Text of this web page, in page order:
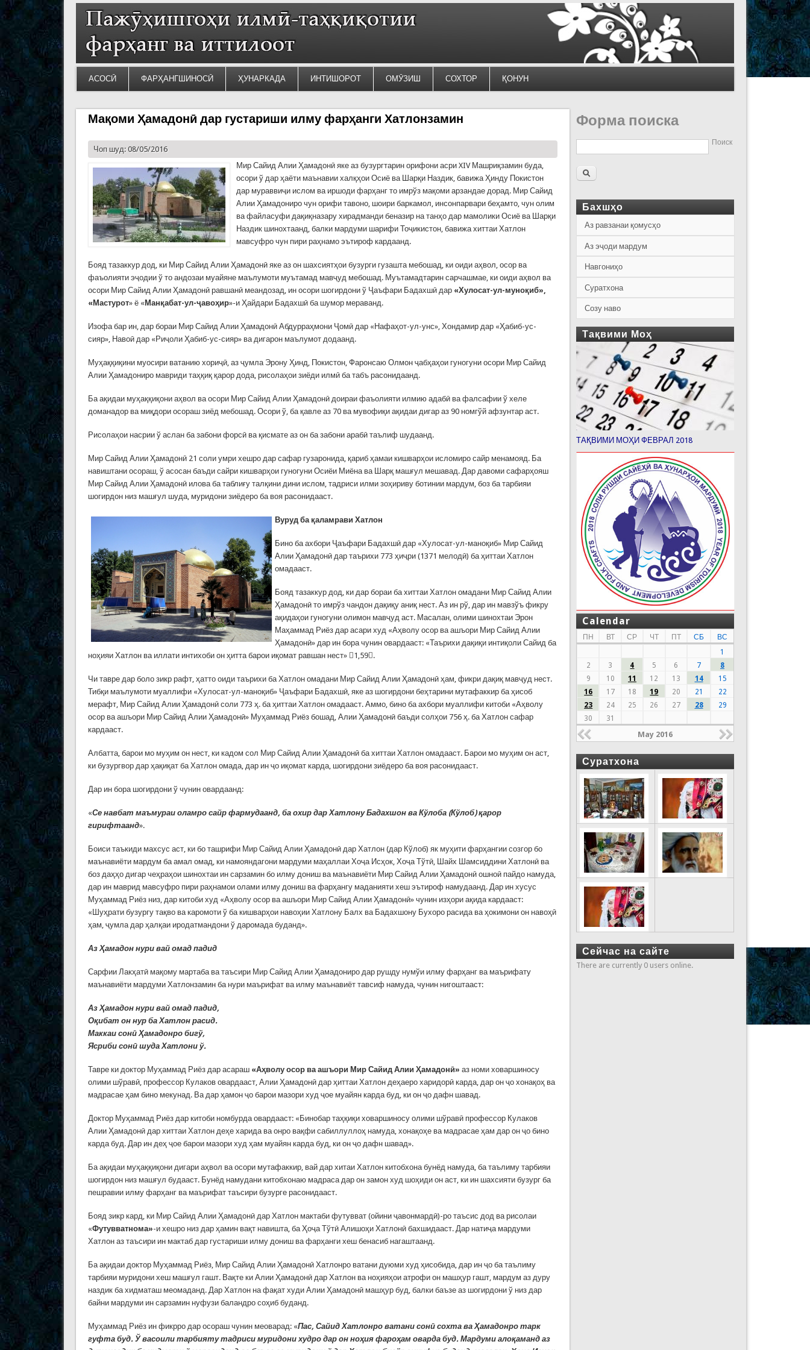
АСОСӢ ФАРҲАНГШИНОСӢ ҲУНАРКАДА ИНТИШОРОТ ОМӮЗИШ СОХТОР ҚОНУН
Мақоми Ҳамадонӣ дар густариши илму фарҳанги Хатлонзамин
Чоп шуд: 08/05/2016
Мир Сайид Алии Ҳамадонӣ яке аз бузургтарин орифони асри XIV Машриқзамин буда,
осори ў дар ҳаёти маънавии халқҳои Осиё ва Шарқи Наздик, бавижа Ҳинду Покистон
дар мураввиҷи ислом ва иршоди фарҳанг то имрўз мақоми арзандае дорад. Мир Сайид
Алии Ҳамадониро чун орифи тавоно, шоири баркамол, инсонпарвари беҳамто, чун олим
ва файласуфи дақиқназару хирадманди беназир на танҳо дар мамолики Осиё ва Шарқи
Наздик шинохтаанд, балки мардуми шарифи Тоҷикистон, бавижа хиттаи Хатлон
мавсуфро чун пири раҳнамо эътироф кардаанд.
Бояд тазаккур дод, ки Мир Сайид Алии Ҳамадонӣ яке аз он шахсиятҳои бузурги гузашта мебошад, ки оиди аҳвол, осор ва
фаъолияти эҷодии ў то андозаи муайяне маълумоти муътамад мавҷуд мебошад. Муътамадтарин сарчашмае, ки оиди аҳвол ва
осори Мир Сайид Алии Ҳамадонӣ равшанӣ меандозад, ин осори шогирдони ў Ҷаъфари Бадахшӣ дар «Хулосат-ул-муноқиб»,
«Мастурот» ё « Манқабат-ул-ҷавоҳир»-и Ҳайдари Бадахшӣ ба шумор мераванд.
Изофа бар ин, дар бораи Мир Сайид Алии Ҳамадонӣ Абдурраҳмони Ҷомӣ дар «Нафаҳот-ул-унс», Хондамир дар «Ҳабиб-ус-
сияр», Навоӣ дар «Риҷоли Ҳабиб-ус-сияр» ва дигарон маълумот додаанд.
Муҳаққиқини муосири ватанию хориҷӣ, аз ҷумла Эрону Ҳинд, Покистон, Фаронсаю Олмон ҷабҳаҳои гуногуни осори Мир Сайид
Алии Ҳамадониро мавриди таҳқиқ қарор дода, рисолаҳои зиёди илмӣ ба табъ расонидаанд.
Ба ақидаи муҳаққиқони аҳвол ва осори Мир Сайид Алии Ҳамадонӣ доираи фаъолияти илмию адабӣ ва фалсафии ў хеле
доманадор ва миқдори осораш зиёд мебошад. Осори ў, ба қавле аз 70 ва мувофиқи ақидаи дигар аз 90 номгўй афзунтар аст.
Рисолаҳои насрии ў аслан ба забони форсӣ ва қисмате аз он ба забони арабӣ таълиф шудаанд.
Мир Сайид Алии Ҳамадонӣ 21 соли умри хешро дар сафар гузаронида, қариб ҳамаи кишварҳои исломиро сайр менамояд. Ба
навиштани осораш, ў асосан баъди сайри кишварҳои гуногуни Осиёи Миёна ва Шарқ машғул мешавад. Дар давоми сафарҳояш
Мир Сайид Алии Ҳамадонӣ илова ба таблиғу талқини дини ислом, тадриси илми зоҳириву ботинии мардум, боз ба тарбияи
шогирдон низ машғул шуда, муридони зиёдеро ба воя расонидааст.
Вуруд ба қаламрави Хатлон
Бино ба ахбори Ҷаъфари Бадахшӣ дар «Хулосат-ул-маноқиб» Мир Сайид
Алии Ҳамадонӣ дар таърихи 773 ҳиҷри (1371 мелодӣ) ба ҳиттаи Хатлон
омадааст.
Бояд тазаккур дод, ки дар бораи ба хиттаи Хатлон омадани Мир Сайид Алии
Ҳамадонӣ то имрўз чандон дақиқу аниқ нест. Аз ин рў, дар ин мавзўъ фикру
ақидаҳои гуногуни олимон мавҷуд аст. Масалан, олими шинохтаи Эрон
Маҳаммад Риёз дар асари худ «Аҳволу осор ва ашъори Мир Сайид Алии
Ҳамадонӣ» дар ин бора чунин овардааст: «Таърихи дақиқи интиқоли Сайид ба
ноҳияи Хатлон ва иллати интихоби он ҳитта барои иқомат равшан нест» 1,59.
Чи тавре дар боло зикр рафт, ҳатто оиди таърихи ба Хатлон омадани Мир Сайид Алии Ҳамадонӣ ҳам, фикри дақиқ мавҷуд нест.
Тибқи маълумоти муаллифи «Хулосат-ул-маноқиб» Ҷаъфари Бадахшӣ, яке аз шогирдони беҳтарини мутафаккир ба ҳисоб
мерафт, Мир Сайид Алии Ҳамадонӣ соли 773 ҳ. ба ҳиттаи Хатлон омадааст. Аммо, бино ба ахбори муаллифи китоби «Аҳволу
осор ва ашъори Мир Сайид Алии Ҳамадонӣ» Муҳаммад Риёз бошад, Алии Ҳамадонӣ баъди солҳои 756 ҳ. ба Хатлон сафар
кардааст.
Албатта, барои мо муҳим он нест, ки кадом сол Мир Сайид Алии Ҳамадонӣ ба хиттаи Хатлон омадааст. Барои мо муҳим он аст,
ки бузургвор дар ҳақиқат ба Хатлон омада, дар ин ҷо иқомат карда, шогирдони зиёдеро ба воя расонидааст.
Дар ин бора шогирдони ў чунин овардаанд:
«Се навбат маъмураи оламро сайр фармудаанд, ба охир дар Хатлону Бадахшон ва Кўлоба (Кўлоб) қарор
гирифтаанд».
Боиси таъкиди махсус аст, ки бо ташрифи Мир Сайид Алии Ҳамадонӣ дар Хатлон (дар Кўлоб) як муҳити фарҳангии созгор бо
маънавиёти мардум ба амал омад, ки намояндагони мардуми маҳаллаи Хоҷа Исҳок, Хоҷа Тўтӣ, Шайх Шамсиддини Хатлонӣ ва
боз даҳҳо дигар чеҳраҳои шинохтаи ин сарзамин бо илму дониш ва маънавиёти Мир Сайид Алии Ҳамадонӣ ошноӣ пайдо намуда,
дар ин маврид мавсуфро пири раҳнамои олами илму дониш ва фарҳангу маданияти хеш эътироф намудаанд. Дар ин хусус
Муҳаммад Риёз низ, дар китоби худ «Аҳволу осор ва ашъори Мир Сайид Алии Ҳамадонӣ» чунин изҳори ақида кардааст:
«Шуҳрати бузургу тақво ва каромоти ў ба кишварҳои навоҳии Хатлону Балх ва Бадахшону Бухоро расида ва ҳокимони он навоҳӣ
ҳам, ҷумла дар ҳалқаи иродатмандони ў даромада буданд».
Аз Ҳамадон нури вай омад падид
Сарфии Лакҳатӣ мақому мартаба ва таъсири Мир Сайид Алии Ҳамадониро дар рушду нумўи илму фарҳанг ва маърифату
маънавиёти мардуми Хатлонзамин ба нури маърифат ва илму маънавиёт тавсиф намуда, чунин нигоштааст:
Аз Ҳамадон нури вай омад падид,
Оқибат он нур ба Хатлон расид.
Маккаи сонӣ Ҳамадонро бигў,
Ясриби сонӣ шуда Хатлони ў.
Тавре ки доктор Муҳаммад Риёз дар асараш «Аҳволу осор ва ашъори Мир Сайид Алии Ҳамадонӣ» аз номи ховаршиносу
олими шўравӣ, профессор Кулаков овардааст, Алии Ҳамадонӣ дар ҳиттаи Хатлон деҳаеро харидорӣ карда, дар он ҷо хонақоҳ ва
мадрасае ҳам бино мекунад. Ва дар ҳамон ҷо барои мазори худ ҷое муайян карда буд, ки он ҷо дафн шавад.
Доктор Муҳаммад Риёз дар китоби номбурда овардааст: «Бинобар таҳқиқи ховаршиносу олими шўравӣ профессор Кулаков
Алии Ҳамадонӣ дар хиттаи Хатлон деҳе харида ва онро вақфи сабиллуллоҳ намуда, хонақоҳе ва мадрасае ҳам дар он ҷо бино
карда буд. Дар ин деҳ ҷое барои мазори худ ҳам муайян карда буд, ки он ҷо дафн шавад».
Ба ақидаи муҳаққиқони дигари аҳвол ва осори мутафаккир, вай дар хитаи Хатлон китобхона бунёд намуда, ба таълиму тарбияи
шогирдон низ машғул будааст. Бунёд намудани китобхонаю мадраса дар он замон худ шоҳиди он аст, ки ин шахсияти бузург ба
пешравии илму фарҳанг ва маърифат таъсири бузурге расонидааст.
Бояд зикр кард, ки Мир Сайид Алии Ҳамадонӣ дар Хатлон мактаби футувват (ойини ҷавонмардӣ)-ро таъсис дод ва рисолаи
«Футувватнома»-и хешро низ дар ҳамин вақт навишта, ба Ҳоҷа Тўтӣ Алишоҳи Хатлонӣ бахшидааст. Дар натиҷа мардуми
Хатлон аз таъсири ин мактаб дар густариши илму дониш ва фарҳанги хеш бенасиб нагаштаанд.
Ба ақидаи доктор Муҳаммад Риёз, Мир Сайид Алии Ҳамадонӣ Хатлонро ватани дуюми худ ҳисобида, дар ин ҷо ба таълиму
тарбияи муридони хеш машғул гашт. Вақте ки Алии Ҳамадонӣ дар Хатлон ва ноҳияҳои атрофи он машҳур гашт, мардум аз дуру
наздик ба хидматаш меомаданд. Дар Хатлон на фақат худи Алии Ҳамадонӣ машҳур буд, балки баъзе аз шогирдони ў низ дар
байни мардуми ин сарзамин нуфузи баландро соҳиб буданд.
Муҳаммад Риёз ин фикрро дар осораш чунин меоварад: «Пас, Сайид Хатлонро ватани сонӣ сохта ва Ҳамадонро тарк
гуфта буд. Ў васоили тарбияту тадриси муридони худро дар он ноҳия фароҳам оварда буд. Мардуми алоқаманд аз
Форма поиска
Поиск
Бахшҳо
Аз равзанаи қомусҳо
Аз эҷоди мардум
Навгониҳо
Суратхона
Созу наво
Тақвими Моҳ
ТАҚВИМИ МОҲИ ФЕВРАЛ 2018
Calendar
ПН ВТ СР ЧТ ПТ СБ
ВС
1
2
3 4 5 6 7
8
9
10 11 12 13 14
15
16
17 18 19 20 21
22
23
24 25 26 27 28
29
30
31
May 2016
Суратхона
Сейчас на сайте
There are currently 0 users online.